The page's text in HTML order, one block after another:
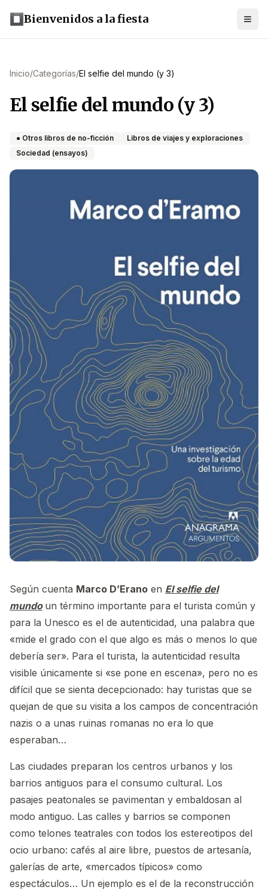
Bienvenidos a la fiesta
Inicio/Categorías/El selfie del mundo (y 3)
El selfie del mundo (y 3)
● Otros libros de no-ficción
Libros de viajes y exploraciones
Sociedad (ensayos)
Según cuenta Marco D’Erano en El selfie del
mundo un término importante para el turista común y
para la Unesco es el de autenticidad, una palabra que
«mide el grado con el que algo es más o menos lo que
debería ser». Para el turista, la autenticidad resulta
visible únicamente si «se pone en escena», pero no es
difícil que se sienta decepcionado: hay turistas que se
quejan de que su visita a los campos de concentración
nazis o a unas ruinas romanas no era lo que
esperaban…
Las ciudades preparan los centros urbanos y los
barrios antiguos para el consumo cultural. Los
pasajes peatonales se pavimentan y embaldosan al
modo antiguo. Las calles y barrios se componen
como telones teatrales con todos los estereotipos del
ocio urbano: cafés al aire libre, puestos de artesanía,
galerías de arte, «mercados típicos» como
espectáculos… Un ejemplo es el de la reconstrucción